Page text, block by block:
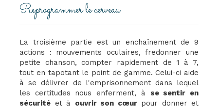
Reprogrammer le cerveau
La troisième partie est un enchaînement de 9
actions : mouvements oculaires, fredonner une
petite chanson, compter rapidement de 1 à 7,
tout en tapotant le point de gamme. Celui-ci aide
à se délivrer de l'emprisonnement dans lequel
les certitudes nous enferment, à se sentir en
sécurité et à ouvrir son cœurpour donner et